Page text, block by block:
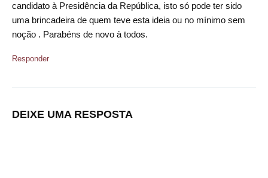
candidato à Presidência da República, isto só pode ter sido
uma brincadeira de quem teve esta ideia ou no mínimo sem
noção . Parabéns de novo à todos.
Responder
DEIXE UMA RESPOSTA